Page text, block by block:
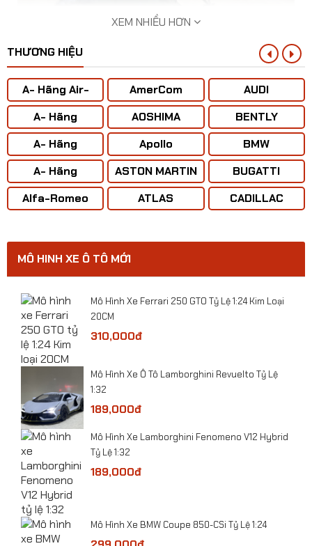
Mô hình máy bay Trực Thăng vận tải Z-8 tỷ lệ
1:144
Mô hình máy bay Trực Thăng vận tải Z-8 tỷ lệ
1:144
XEM NHIỀU HƠN
THƯƠNG HIỆU
A- Hãng Air-
BUS
A- Hãng
ANTONOV ( Liên
Xô)
A- Hãng
BOENING
A- Hãng
CONCORD
Alfa-Romeo
AmerCom
AOSHIMA
Apollo
ASTON MARTIN
ATLAS
AUDI
BENTLY
BMW
BUGATTI
CADILLAC
MÔ HINH XE Ô TÔ MỚI
​Mô Hình Xe Ferrari 250 GTO Tỷ Lệ 1:24 Kim Loại
20CM
310,000đ
​Mô Hình Xe Ô Tô Lamborghini Revuelto Tỷ Lệ
1:32
189,000đ
Mô Hình Xe Lamborghini Fenomeno V12 Hybrid
Tỷ Lệ 1:32
189,000đ
Mô Hình Xe BMW Coupe 850-CSi Tỷ Lệ 1:24